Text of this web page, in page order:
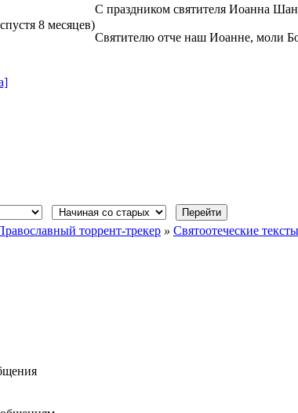
8 месяцев)
С праздником святителя Иоанна
Святителю отче наш Иоанне, моли
торрент-трекер » Святоотеческие